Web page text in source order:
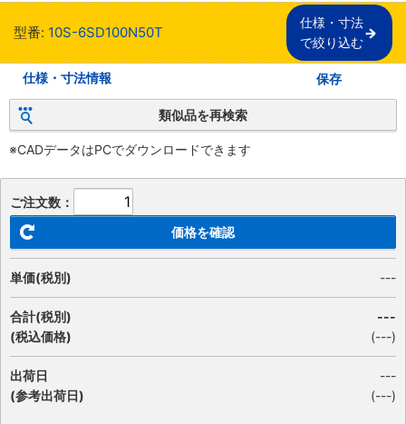
型番: 10S-6SD100N50T
仕様・寸法
で絞り込む
仕様・寸法情報 保存
類似品を再検索
※CADデータはPCでダウンロードできます
ご注文数：
価格を確認
単価(税別) ---
合計(税別)
(税込価格)
---
(---)
出荷日
(参考出荷日)
---
(---)